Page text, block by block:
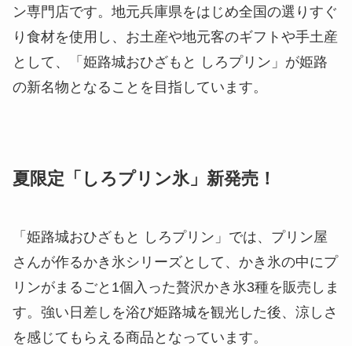
ン専門店です。地元兵庫県をはじめ全国の選りすぐ
り食材を使用し、お土産や地元客のギフトや手土産
として、「姫路城おひざもと しろプリン」が姫路
の新名物となることを目指しています。
夏限定「しろプリン氷」新発売！
「姫路城おひざもと しろプリン」では、プリン屋
さんが作るかき氷シリーズとして、かき氷の中にプ
リンがまるごと1個入った贅沢かき氷3種を販売しま
す。強い日差しを浴び姫路城を観光した後、涼しさ
を感じてもらえる商品となっています。